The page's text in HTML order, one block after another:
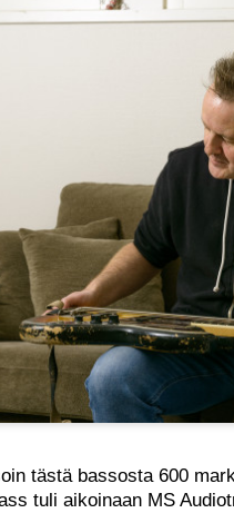
tästä bassosta 600
tuli aikoinaan MS